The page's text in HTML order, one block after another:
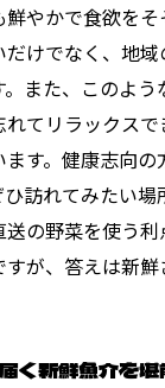
隠れ家的なお店
人気のアットホ
が集うアートカ
舗でいただく伝
やかで食欲を
けでなく、地
また、このよう
てリラックス
す。健康志向の
訪れてみたい場
の野菜を使う利
すが、答えは新
く新鮮魚介を